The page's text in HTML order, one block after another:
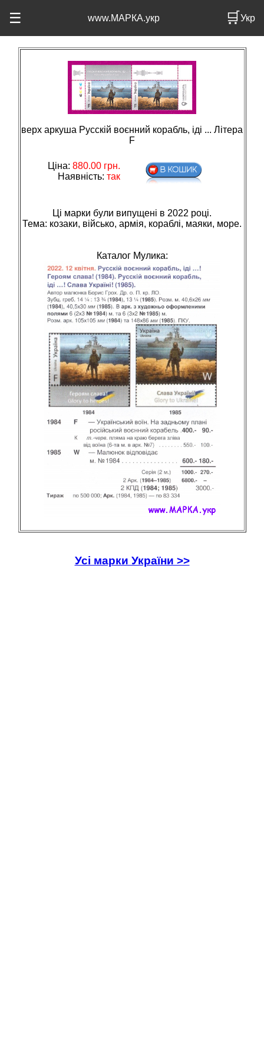
☰ www.МАРКА.укр 🛒Укр
верх аркуша Русскій воєнний корабль, іді ... Літера
F
Ціна: 880.00грн.
Наявність: так
Ці марки були випущені в 2022 році.
Тема: козаки, вiйсько, армiя, кораблi, маяки, море.
Каталог Мулика:
Усі марки України >>